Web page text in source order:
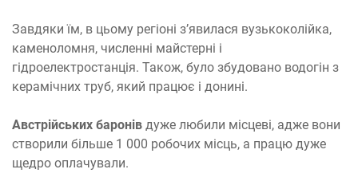
Завдяки їм, в цьому регіоні з’явилася вузькоколійка,
каменоломня, численні майстерні і
гідроелектростанція. Також, було збудовано водогін з
керамічних труб, який працює і донині.
Австрійських баронів дуже любили місцеві, адже вони
створили більше 1 000 робочих місць, а працю дуже
щедро оплачували.